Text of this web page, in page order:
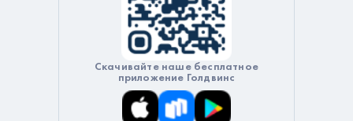
Скачивайте наше бесплатное
приложение Голдвинс